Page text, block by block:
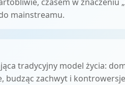
mainstreamu.
tradycyjny model życia:
budząc zachwyt i